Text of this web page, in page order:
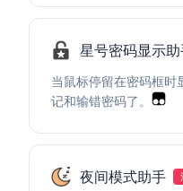
星号密码显示
当鼠标停留在密码框时
记和输错密码了。
夜间模式助手